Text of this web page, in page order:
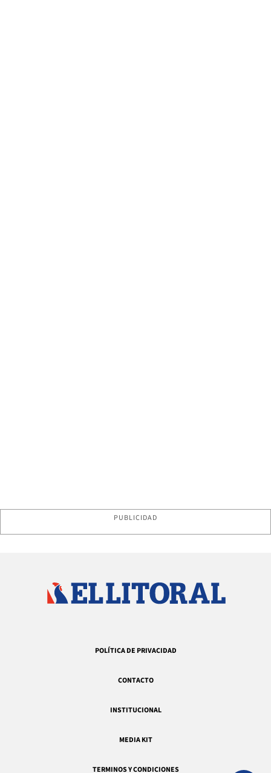
PUBLICIDAD
POLÍTICA DE PRIVACIDAD
CONTACTO
INSTITUCIONAL
MEDIA KIT
TERMINOS Y CONDICIONES